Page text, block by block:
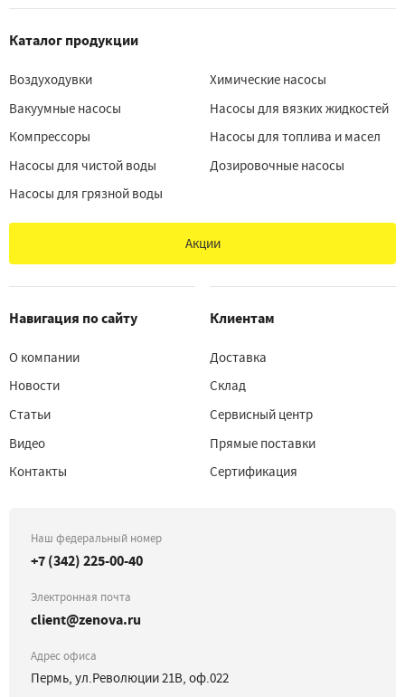
Каталог продукции
Воздуходувки
Вакуумные насосы
Компрессоры
Насосы для чистой воды
Насосы для грязной воды
Химические насосы
Насосы для вязких жидкостей
Насосы для топлива и масел
Дозировочные насосы
Акции
Навигация по сайту
О компании
Новости
Статьи
Видео
Контакты
Клиентам
Доставка
Склад
Сервисный центр
Прямые поставки
Сертификация
Наш федеральный номер
+7 (342) 225-00-40
Электронная почта
client@zenova.ru
Адрес офиса
Пермь, ул.Революции 21В, оф.022